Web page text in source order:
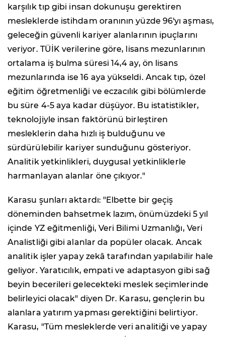
karşılık tıp gibi insan dokunuşu gerektiren
mesleklerde istihdam oranının yüzde 96'yı aşması,
geleceğin güvenli kariyer alanlarının ipuçlarını
veriyor. TÜİK verilerine göre, lisans mezunlarının
ortalama iş bulma süresi 14,4 ay, ön lisans
mezunlarında ise 16 aya yükseldi. Ancak tıp, özel
eğitim öğretmenliği ve eczacılık gibi bölümlerde
bu süre 4-5 aya kadar düşüyor. Bu istatistikler,
teknolojiyle insan faktörünü birleştiren
mesleklerin daha hızlı iş bulduğunu ve
sürdürülebilir kariyer sunduğunu gösteriyor.
Analitik yetkinlikleri, duygusal yetkinliklerle
harmanlayan alanlar öne çıkıyor."
Karasu şunları aktardı: "Elbette bir geçiş
döneminden bahsetmek lazım, önümüzdeki 5 yıl
içinde YZ eğitmenliği, Veri Bilimi Uzmanlığı, Veri
Analistliği gibi alanlar da popüler olacak. Ancak
analitik işler yapay zekâ tarafından yapılabilir hale
geliyor. Yaratıcılık, empati ve adaptasyon gibi sağ
beyin becerileri gelecekteki meslek seçimlerinde
belirleyici olacak" diyen Dr. Karasu, gençlerin bu
alanlara yatırım yapması gerektiğini belirtiyor.
Karasu, "Tüm mesleklerde veri analitiği ve yapay